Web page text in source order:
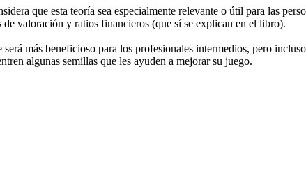
que esta teoría sea especialmente relevante o útil para las
valoración y ratios financieros (que sí se explican en el libro).
más beneficioso para los profesionales intermedios, pero
algunas semillas que les ayuden a mejorar su juego.